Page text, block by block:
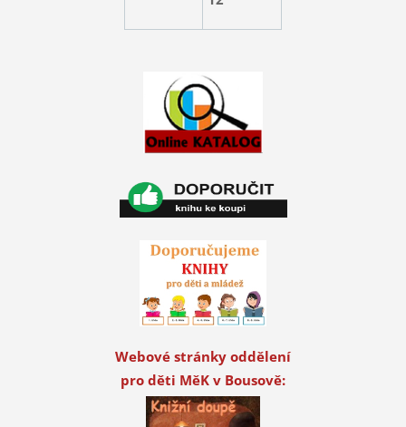
Webové stránky oddělení
pro děti MěK v Bousově: